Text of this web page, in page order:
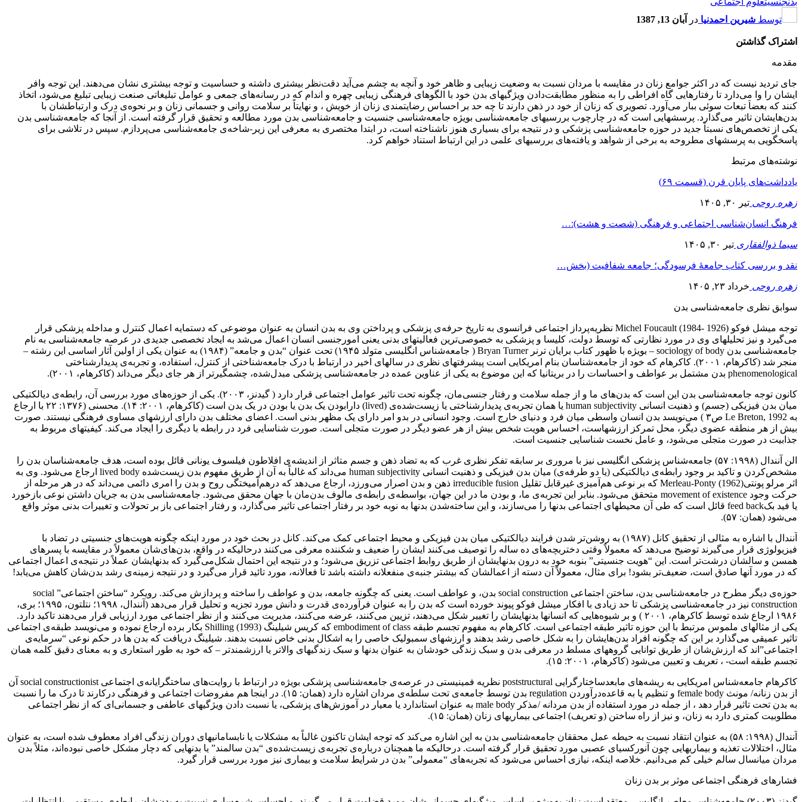
توسط شیرین احمدنیا در آبان 13, 1387
اشتراک گذاشتن
مقدمه
جای تردید نیست که در اکثر جوامع زنان در مقایسه با مردان نسبت به وضعیت زیبایی و ظاهر خود و آنچه به چشم می‌آید دقت‌نظر بیشتری داشته و حساسیت و توجه بیشتری نشان می‌دهند. این توجه وافر
ایشان را وا می‌دارد تا رفتارهایی گاه افراطی را به منظور مطابقت‌دادن ویژگیهای بدن خود با الگوهای فرهنگی زیبایی چهره و اندام که در رسانه‌های جمعی و عوامل تبلیغاتی صنعت زیبایی تبلیغ می‌شود، اتخاذ
کنند که بعضاَ تبعات سوئی ببار می‌آورد. تصویری که زنان از خود در ذهن دارند تا چه حد بر احساس رضایتمندی زنان از خویش ، و نهایتاً بر سلامت روانی و جسمانی زنان و بر نحوه‌ی درک و ارتباطشان با
بدن‌هایشان تاثیر می‌گذارد. پرسشهایی است که در چارچوب بررسیهای جامعه‌شناسی بویژه جامعه‌شناسی جنسیت و جامعه‌شناسی بدن مورد مطالعه و تحقیق قرار گرفته است. از آنجا که جامعه‌شناسی بدن
یکی از تخصص‌های نسبتاً جدید در حوزه جامعه‌شناسی پزشکی و در نتیجه برای بسیاری هنوز ناشناخته است، در ابتدا مختصری به معرفی این زیر-شاخه‌ی جامعه‌شناسی می‌پردازم. سپس در تلاشی برای
پاسخگویی به پرسشهای مطروحه به برخی از شواهد و یافته‌های بررسیهای علمی در این ارتباط استناد خواهم کرد.
نوشته‌های مرتبط
یادداشت‌های پایان قرن (قسمت ۶۹)
زهره روحی تیر ۳۰, ۱۴۰۵
فرهنگ انسان‌شناسی اجتماعی و فرهنگی (شصت و هشت):…
سیما ذوالفقاری تیر ۳۰, ۱۴۰۵
نقد و بررسی کتاب جامعۀ فرسودگی؛ جامعه شفافیت (بخش…
زهره روحی خرداد ۲۳, ۱۴۰۵
سوابق نظری جامعه‌شناسی بدن
توجه میشل فوکو Michel Foucault (1984- 1926) نظریه‌پرداز اجتماعی فرانسوی به تاریخ حرفه‌ی پزشکی و پرداختن وی به بدن انسان به عنوان موضوعی که دستمایه اعمال کنترل و مداخله پزشکی قرار
می‌گیرد و نیز تحلیلهای وی در مورد نظارتی که توسط دولت، کلیسا و پزشکی به خصوصی‌ترین فعالیتهای بدنی یعنی امورجنسی انسان اعمال می‌شد به ایجاد تخصصی جدیدی در عرصه‌ جامعه‌شناسی به نام
جامعه‌شناسی بدن sociology of body – بویژه با ظهور کتاب برایان ترنر Bryan Turner ( جامعه‌شناس انگلیسی متولد ۱۹۴۵) تحت عنوان “بدن و جامعه” (۱۹۸۴) به عنوان یکی از اولین آثار اساسی این رشته –
منجر شد (کاکرهام، ۲۰۰۱). کاکرهام که خود از جامعه‌شناسان بنام امریکایی است پیشرفتهای نظری در سالهای اخیر در ارتباط با درک جامعه‌شناختی از کنترل، استفاده، و تجربه‌ی پدیدارشناختی
phenomenological بدن مشتمل بر عواطف و احساسات را در بریتانیا که این موضوع به یکی از عناوین عمده در جامعه‌شناسی پزشکی مبدل‌شده، چشمگیرتر از هر جای دیگر می‌داند (کاکرهام، ۲۰۰۱).
کانون توجه جامعه‌شناسی بدن این است که بدن‌های ما و از جمله سلامت و رفتار جنسی‌مان، چگونه تحت تاثیر عوامل اجتماعی قرار دارد ( گیدنز، ۲۰۰۳). یکی از حوزه‌های مورد بررسی آن، رابطه‌ی دیالکتیکی
میان بدن فیزیکی (جسم) و ذهنیت انسانی human subjectivity یا همان تجربه‌ی پدیدارشناختی یا زیست‌شده‌ی (lived) دارابودن یک بدن یا بودن در یک بدن است (کاکرهام، ۲۰۰۱: ۱۴). محسنی (۱۳۷۶: ۲۲ با ارجاع
به Le Breton, 1992 ص۳ ) می‌نویسد بدن انسان واسطی میان فرد و دنیای خارج است. وجود انسانی در بدو امر دارای یک مظهر بدنی است. اعضای مختلف بدن دارای ارزشهای مساوی فرهنگی نیستند. صورت
بیش از هر منطقه عضوی دیگر، محل تمرکز ارزشهاست، احساس هویت شخص بیش از هر عضو دیگر در صورت متجلی است. صورت شناسایی فرد در رابطه با دیگری را ایجاد می‌کند. کیفیتهای مربوط به
جذابیت در صورت متجلی می‌شود، و عامل نخست شناسایی جنسیت است.
الن آنندال (۱۹۹۸: ۵۷) جامعه‌شناس پزشکی انگلیسی نیز با مروری بر سابقه تفکر نظری غرب که به تضاد ذهن و جسم متاثر از اندیشه‌ی افلاطون فیلسوف یونانی قائل بوده است، هدف جامعه‌شناسان بدن را
مشخص‌کردن و تاکید بر وجود رابطه‌ی دیالکتیکی (یا دو طرفه‌ی) میان بدن فیزیکی و ذهنیت انسانی human subjectivity می‌داند که غالباً به آن از طریق مفهوم بدن زیست‌شده lived body ارجاع می‌شود. وی به
اثر مرلو پونتیMerleau-Ponty (1962) که بر نوعی هم‌آمیزی غیرقابل تقلیل irreducible fusion ذهن و بدن اصرار می‌ورزد، ارجاع می‌دهد که درهم‌آمیختگی روح و بدن را امری دائمی می‌داند که در هر مرحله از
حرکت وجود movement of existence متحقق می‌شود. بنابر این تجربه‌ی ما، و بودن ما در این جهان، بواسطه‌ی رابطه‌ی مالوف بدن‌مان با جهان محقق می‌شود. جامعه‌شناسی بدن به جریان داشتن نوعی بازخورد
یا فید بکfeed back قائل است که طی آن محیطهای اجتماعی بدنها را می‌سازند، و این ساخته‌شدن بدنها به نوبه خود بر رفتار اجتماعی تاثیر می‌گذارد، و رفتار اجتماعی باز بر تحولات و تغییرات بدنی موثر واقع
می‌شود (همان: ۵۷).
آنندال با اشاره به مثالی از تحقیق کانل (۱۹۸۷) به روشن‌تر شدن فرایند دیالکتیکی میان بدن فیزیکی و محیط اجتماعی کمک می‌کند. کانل در بحث خود در مورد اینکه چگونه هویت‌های جنسیتی در تضاد با
فیزیولوژی قرار می‌گیرند توضیح می‌دهد که معمولاً وقتی دختربچه‌های ده ساله را توصیف می‌کنند ایشان را ضعیف و شکننده معرفی می‌کنند درحالیکه در واقع، بدن‌های‌شان معمولاً در مقایسه با پسرهای
همسن و سالشان درشت‌تر است. این “هویت جنسیتی” بنوبه خود به درون بدنهایشان از طریق روابط اجتماعی تزریق می‌شود؛ و در نتیجه این احتمال شکل‌می‌گیرد که بدنهایشان عملاً در نتیجه‌ی اعمال اجتماعی
که در مورد آنها صادق است، ضعیف‌تر بشود! برای مثال، معمولاً آن دسته از اعمالشان که بیشتر جنبه‌ی منفعلانه‌ داشته باشد تا فعالانه، مورد تائید قرار می‌گیرد و در نتیجه زمینه‌ی رشد بدن‌شان کاهش می‌یابد!
حوزه‌ی دیگر مطرح در جامعه‌شناسی بدن، ساختن اجتماعی social construction بدن، و عواطف است. یعنی که چگونه جامعه، بدن و عواطف را ساخته و پردازش می‌کند. رویکرد “ساختن اجتماعی” social
construction نیز در جامعه‌شناسی پزشکی تا حد زیادی با افکار میشل فوکو پیوند خورده است که بدن را به عنوان فرآورده‌ی قدرت و دانش مورد تجزیه و تحلیل قرار می‌دهد (آنندال، ۱۹۹۸؛ نتلتون، ۱۹۹۵؛ بری،
۱۹۸۶ ارجاع شده توسط کاکرهام، ۲۰۰۱ ) و بر شیوه‌هایی که انسانها بدنهایشان را تغییر شکل می‌دهند، تزیین می‌کنند، عرضه می‌کنند، مدیریت می‌کنند و از نظر اجتماعی مورد ارزیابی قرار می‌دهند تاکید دارد.
یکی از مثالهای ملموس مرتبط با این حوزه تاثیر طبقه اجتماعی است. کاکرهام به مفهوم تجسم طبقه embodiment of class که کریس شیلینگ Shilling (1993) بکار برده ارجاع نموده و می‌نویسد طبقه‌ی اجتماعی
تاثیر عمیقی می‌گذارد بر این که چگونه افراد بدن‌هایشان را به شکل خاصی رشد بدهند و ارزشهای سمبولیک خاصی را به اشکال بدنی خاص نسبت بدهند. شیلینگ دریافت که بدن ها در حکم نوعی “سرمایه‌ی
اجتماعی‌”اند که ارزش‌شان از طریق توانایی گروههای مسلط در معرفی بدن و سبک زندگی خودشان به عنوان بدنها و سبک زندگیهای والاتر یا ارزشمندتر – که خود به طور استعاری و به معنای دقیق کلمه همان
تجسم طبقه است- ، تعریف و تعیین می‌شود (کاکرهام، ۲۰۰۱: ۱۵).
کاکرهام جامعه‌شناس امریکایی به ریشه‌های مابعدساختارگرایی poststructural نظریه فمینیستی در عرصه‌ی جامعه‌شناسی پزشکی بویژه در ارتباط با روایت‌های ساختگرایانه‌ی اجتماعی social constructionist آن
از بدن زنانه/ مونث female body و تنظیم یا به قاعده‌درآوردن regulation بدن توسط جامعه‌ی تحت سلطه‌ی مردان اشاره دارد (همان: ۱۵). در اینجا هم مفروضات اجتماعی و فرهنگی درکارند تا درک ما را نسبت
به بدن تحت تاثیر قرار دهد ، از جمله در مورد استفاده از بدن مردانه /مذکر male body به عنوان استاندارد یا معیار در آموزش‌های پزشکی، یا نسبت دادن ویژگیهای عاطفی و جسمانی‌ای که از نظر اجتماعی
مطلوبیت کمتری دارد به زنان، و نیز از راه ساختن (و تعریف) اجتماعی بیماریهای زنان (همان: ۱۵).
آنندال (۱۹۹۸: ۵۸) به عنوان انتقاد نسبت به حیطه عمل محققان جامعه‌شناسی بدن به این اشاره می‌کند که توجه ایشان تاکنون غالباً به مشکلات یا نابسامانیهای دوران زندگی‌ افراد معطوف شده است، به عنوان
مثال، اختلالات تغذیه و بیماریهایی چون آنورکسیای عصبی مورد تحقیق قرار گرفته است. درحالیکه ما همچنان درباره‌ی تجربه‌ی زیست‌شده‌ی “بدن سالمند” یا بدنهایی که دچار مشکل خاصی نبوده‌اند، مثلاً بدن
مردان میانسال سالم خیلی کم می‌دانیم. خلاصه اینکه، نیازی احساس می‌شود که تجربه‌های “معمولی” بدن در شرایط سلامت و بیماری نیز مورد بررسی قرار گیرد.
فشارهای فرهنگی اجتماعی موثر بر بدن زنان